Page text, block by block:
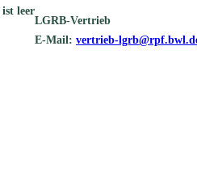
leer
LGRB-Vertrieb
E-Mail: vertrieb-